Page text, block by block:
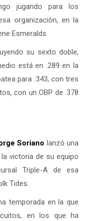
jugando para los
organización, en la
Esmeralds.
su sexto doble,
está en .289 en la
para .343, con tres
con un OBP de .378
Soriano lanzó una
victoria de su equipo
Triple-A de esa
Tides.
temporada en la que
en los que ha